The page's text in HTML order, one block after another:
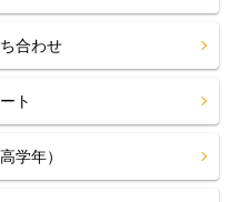
合わせ
ト
学年）